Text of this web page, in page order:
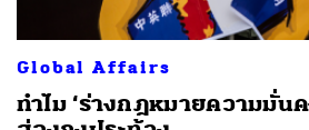
Global Affairs
ทำไม ‘ร่างกฎหมายความมั่น